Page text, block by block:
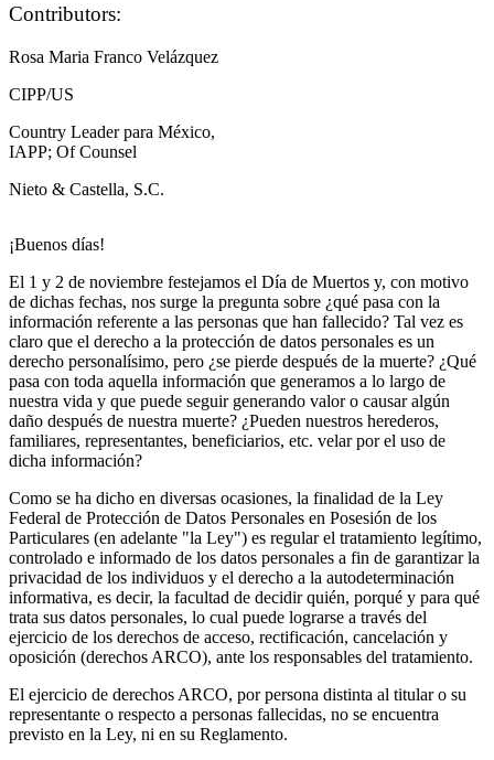
Contributors:
Rosa Maria Franco Velázquez
CIPP/US
Country Leader para México,
IAPP; Of Counsel
Nieto & Castella, S.C.
¡Buenos días!
El 1 y 2 de noviembre festejamos el Día de Muertos y, con motivo
de dichas fechas, nos surge la pregunta sobre ¿qué pasa con la
información referente a las personas que han fallecido? Tal vez es
claro que el derecho a la protección de datos personales es un
derecho personalísimo, pero ¿se pierde después de la muerte? ¿Qué
pasa con toda aquella información que generamos a lo largo de
nuestra vida y que puede seguir generando valor o causar algún
daño después de nuestra muerte? ¿Pueden nuestros herederos,
familiares, representantes, beneficiarios, etc. velar por el uso de
dicha información?
Como se ha dicho en diversas ocasiones, la finalidad de la Ley
Federal de Protección de Datos Personales en Posesión de los
Particulares (en adelante "la Ley") es regular el tratamiento legítimo,
controlado e informado de los datos personales a fin de garantizar la
privacidad de los individuos y el derecho a la autodeterminación
informativa, es decir, la facultad de decidir quién, porqué y para qué
trata sus datos personales, lo cual puede lograrse a través del
ejercicio de los derechos de acceso, rectificación, cancelación y
oposición (derechos ARCO), ante los responsables del tratamiento.
El ejercicio de derechos ARCO, por persona distinta al titular o su
representante o respecto a personas fallecidas, no se encuentra
previsto en la Ley, ni en su Reglamento.